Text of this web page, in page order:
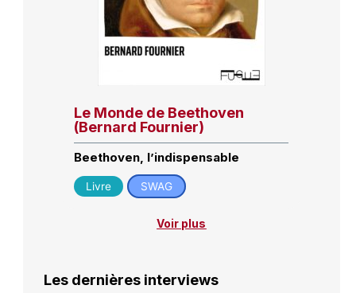
Le Monde de Beethoven
(Bernard Fournier)
Beethoven, l’indispensable
Livre SWAG
Voir plus
Les dernières interviews